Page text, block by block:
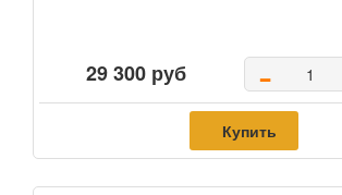
29 300 руб -
Купить